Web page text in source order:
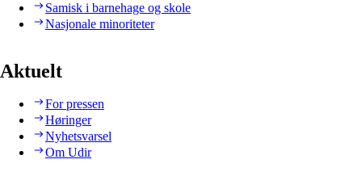
Samisk i barnehage og skole
Nasjonale minoriteter
Aktuelt
For pressen
Høringer
Nyhetsvarsel
Om Udir